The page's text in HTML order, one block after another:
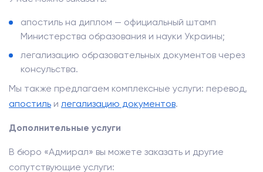
апостиль на диплом — официальный штамп
Министерства образования и науки Украины;
легализацию образовательных документов через
консульства.
Мы также предлагаем комплексные услуги: перевод,
апостиль и легализацию документов.
Дополнительные услуги
В бюро «Адмирал» вы можете заказать и другие
сопутствующие услуги: